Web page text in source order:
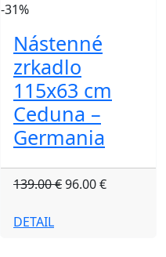
-31%
Nástenné
zrkadlo
115x63 cm
Ceduna –
Germania
139.00 €96.00 €
DETAIL